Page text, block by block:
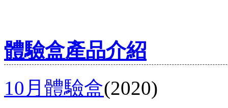
體驗盒產品介紹
10月體驗盒(2020)